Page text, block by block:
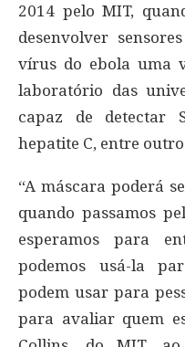
2014 pelo MIT,
desenvolver
vírus do ebola uma
laboratório das
capaz de detectar
hepatite C, entre
“A máscara poderá
quando passamos
esperamos para
podemos usá-la
podem usar para
para avaliar quem